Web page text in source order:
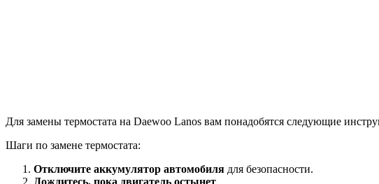
Для замены термостата на Daewoo Lanos вам понадобятся следующие
Шаги по замене термостата:
Отключите аккумулятор автомобиля для безопасности.